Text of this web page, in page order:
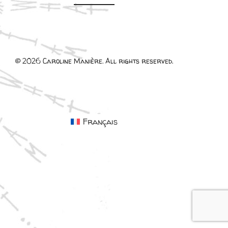
© 2026 Caroline Manière. All rights reserved.
Français